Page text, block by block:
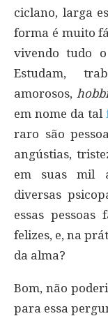
ciclano, larga
forma é muito
vivendo tudo
Estudam,
amorosos,
em nome da tal
raro são
angústias,
em suas mil
diversas
essas pessoas
felizes, e, na
da alma?
Bom, não
para essa